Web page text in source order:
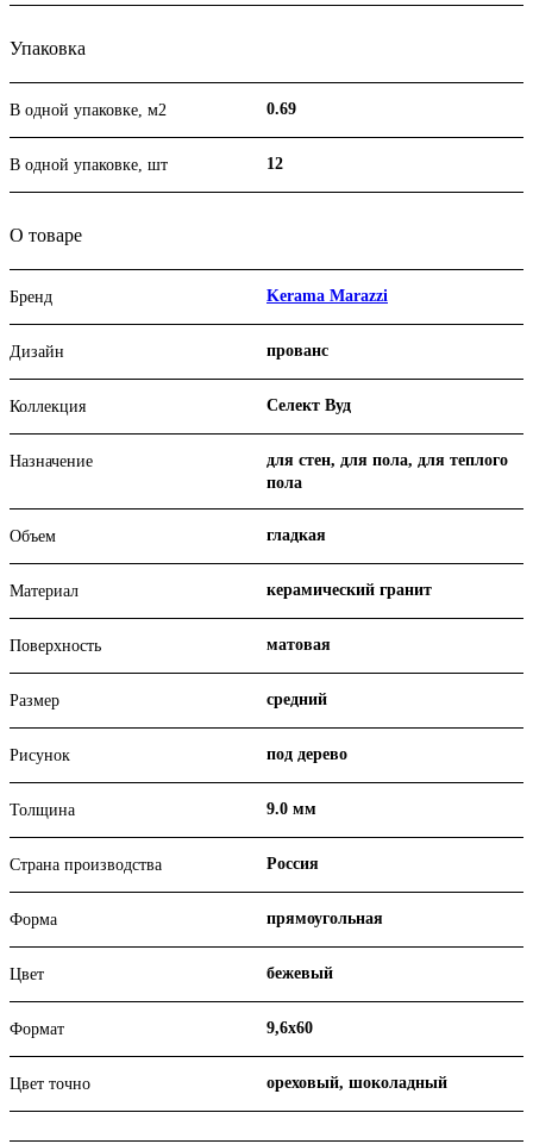
Упаковка
В одной упаковке, м2 0.69
В одной упаковке, шт 12
О товаре
Бренд Kerama Marazzi
Дизайн прованс
Коллекция Селект Вуд
Назначение
для стен, для пола, для теплого
пола
Объем гладкая
Материал керамический гранит
Поверхность матовая
Размер средний
Рисунок под дерево
Толщина 9.0 мм
Страна производства Россия
Форма прямоугольная
Цвет бежевый
Формат 9,6х60
Цвет точно ореховый, шоколадный